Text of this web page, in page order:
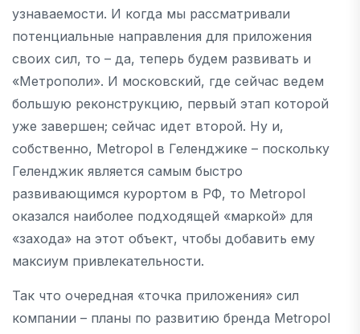
узнаваемости. И когда мы рассматривали
потенциальные направления для приложения
своих сил, то – да, теперь будем развивать и
«Метрополи». И московский, где сейчас ведем
большую реконструкцию, первый этап которой
уже завершен; сейчас идет второй. Ну и,
собственно, Metropol в Геленджике – поскольку
Геленджик является самым быстро
развивающимся курортом в РФ, то Metropol
оказался наиболее подходящей «маркой» для
«захода» на этот объект, чтобы добавить ему
максиум привлекательности.
Так что очередная «точка приложения» сил
компании – планы по развитию бренда Metropol